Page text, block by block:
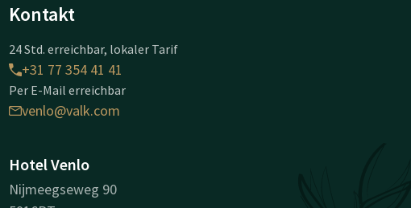
Kontakt
24 Std. erreichbar, lokaler Tarif
+31 77 354 41 41
Per E-Mail erreichbar
venlo@valk.com
Hotel Venlo
Nijmeegseweg 90